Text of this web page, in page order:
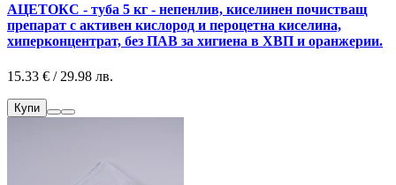
АЦЕТОКС - туба 5 кг - непенлив, киселинен почистващ
препарат с активен кислород и пероцетна киселина,
хиперконцентрат, без ПАВ за хигиена в ХВП и оранжерии.
15.33 € / 29.98 лв.
Купи